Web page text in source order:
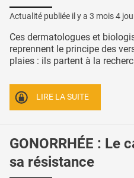
Actualité publiée il y a 3 mois 4
Ces dermatologues et
reprennent le principe des
plaies : ils partent à la
LIRE LA SUITE
GONORRHÉE : Le
sa résistance